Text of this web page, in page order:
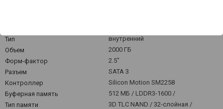
Тип
внутренний
Объем
2000 ГБ
Форм-фактор
2.5"
Разъем
SATA 3
Контроллер
Silicon Motion SM2258
Буферная память
512 МБ / LDDR3-1600 /
Тип памяти
3D TLC NAND / 32-слойная /